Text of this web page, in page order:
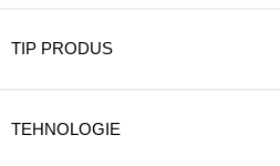
TIP PRODUS
TEHNOLOGIE